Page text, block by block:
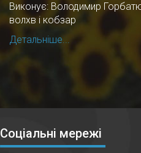
Виконує: Володимир
волхв і кобзар
Детальніше...
Соціальні мережі